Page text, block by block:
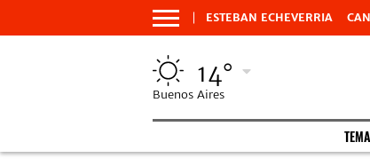
ESTEBAN ECHEVERRIA
14°
Buenos Aires